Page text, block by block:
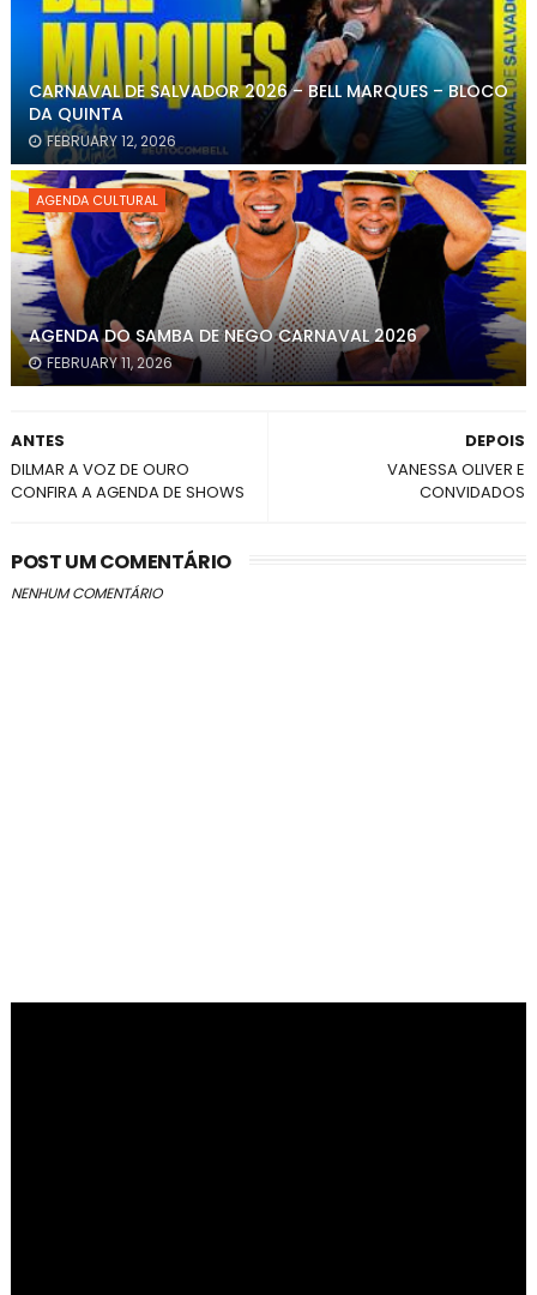
CARNAVAL DE SALVADOR 2026 – BELL MARQUES – BLOCO
DA QUINTA
FEBRUARY 12, 2026
AGENDA CULTURAL
AGENDA DO SAMBA DE NEGO CARNAVAL 2026
FEBRUARY 11, 2026
DEPOIS
VANESSA OLIVER E
CONVIDADOS
ANTES
DILMAR A VOZ DE OURO
CONFIRA A AGENDA DE SHOWS
POST UM COMENTÁRIO
NENHUM COMENTÁRIO